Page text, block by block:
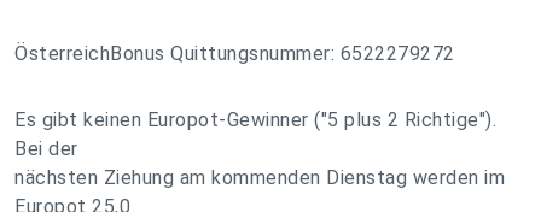
ÖsterreichBonus Quittungsnummer: 6522279272
Es gibt keinen Europot-Gewinner ("5 plus 2 Richtige").
Bei der
nächsten Ziehung am kommenden Dienstag werden im
Europot 25,0